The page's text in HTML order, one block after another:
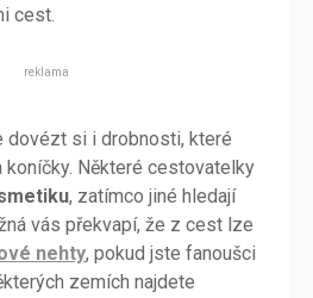
cest.
reklama
dovézt si i drobnosti, které
Některé cestovatelky
, zatímco jiné hledají
vás překvapí, že z cest lze
nehty, pokud jste fanoušci
zemích najdete